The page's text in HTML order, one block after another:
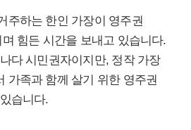
주하는 한인 가장이 영주권
힘든 시간을 보내고 있습니다.
다 시민권자이지만, 정작 가장
가족과 함께 살기 위한 영주권
습니다.